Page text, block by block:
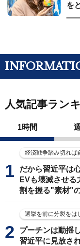
を
人気記事ラン
1時間
経済戦争踏み切れば
だから習近平は
EVも壊滅させる
割を握る"素材"
選挙を前に分裂をは
プーチンは動揺
習近平に見放さ